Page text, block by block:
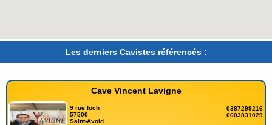
Les derniers Cavistes référencés :
Cave Vincent Lavigne
9 rue foch
57500
Saint-Avold
0387299216
0603831029